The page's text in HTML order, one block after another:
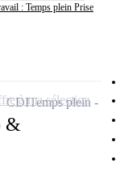
: Temps plein Prise
&
CDITemps plein
à ma sélection